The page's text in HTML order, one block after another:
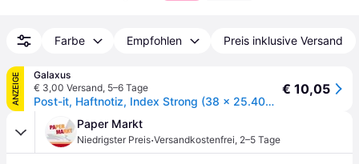
Farbe Empfohlen Preis inklusive Versand
ANZEIGE
Galaxus
€ 3,00 Versand, 5–6 Tage
Post-it, Haftnotiz, Index Strong (38 x 25.40mm)
€ 10,05
Paper Markt
Niedrigster Preis·Versandkostenfrei, 2–5 Tage